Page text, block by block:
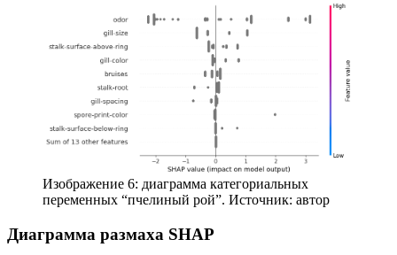
Изображение 6: диаграмма категориальных
переменных “пчелиный рой”. Источник: автор
Диаграмма размаха SHAP